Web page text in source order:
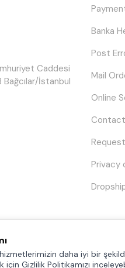
Caddesi
Bağcılar/İstanbul
Banka
Post
Mail
Online
Privacy
daha iyi bir
için Gizlilik Politikamızı